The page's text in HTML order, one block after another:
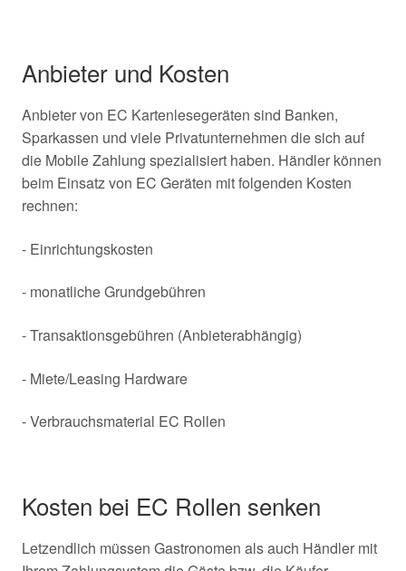
Anbieter und Kosten
Anbieter von EC Kartenlesegeräten sind Banken,
Sparkassen und viele Privatunternehmen die sich auf
die Mobile Zahlung spezialisiert haben. Händler können
beim Einsatz von EC Geräten mit folgenden Kosten
rechnen:
- Einrichtungskosten
- monatliche Grundgebühren
- Transaktionsgebühren (Anbieterabhängig)
- Miete/Leasing Hardware
- Verbrauchsmaterial EC Rollen
Kosten bei EC Rollen senken
Letzendlich müssen Gastronomen als auch Händler mit